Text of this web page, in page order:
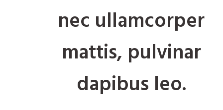
nec ullamcorper
mattis, pulvinar
dapibus leo.